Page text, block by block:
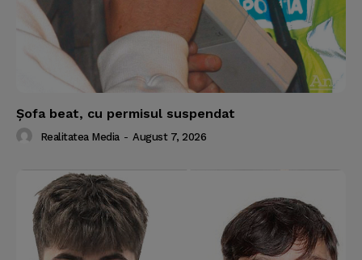
Şofa beat, cu permisul suspendat
Realitatea Media - August 7, 2026